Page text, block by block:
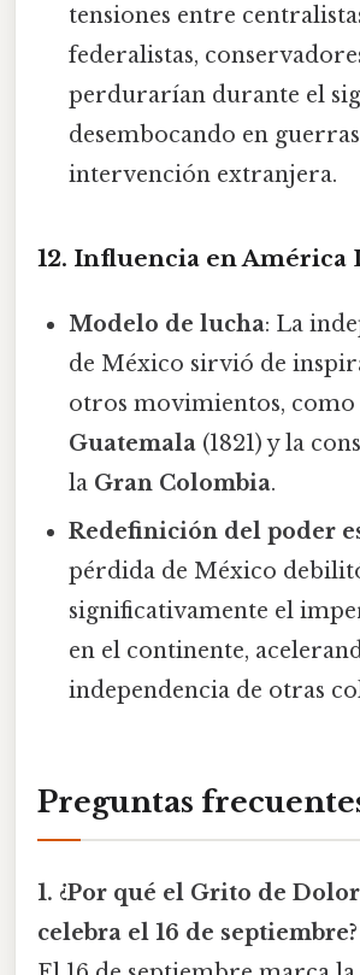
tensiones entre
federalistas,
perdurarían durante el
desembocando en
intervención extranjera.
12. Influencia en América
Modelo de lucha: La
de México sirvió de
otros movimientos, como
Guatemala (1821) y la
la Gran Colombia.
Redefinición del poder
pérdida de México
significativamente el
en el continente,
independencia de otras
Preguntas
1. ¿Por qué el Grito de
celebra el 16 de septiembre?